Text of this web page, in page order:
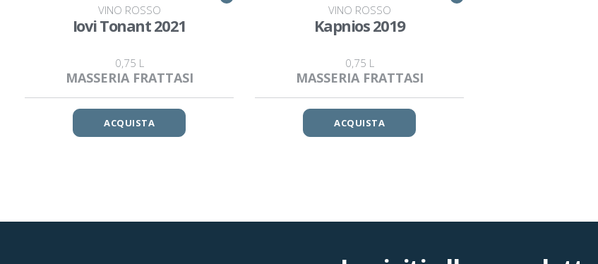
VINO ROSSO
Iovi Tonant 2021
0,75 L
MASSERIA FRATTASI
ACQUISTA
VINO ROSSO
Kapnios 2019
0,75 L
MASSERIA FRATTASI
ACQUISTA